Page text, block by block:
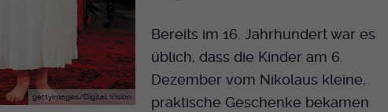
gettyimages/Digital Vision
Bereits im 16. Jahrhundert war es
üblich, dass die Kinder am 6.
Dezember vom Nikolaus kleine,
praktische Geschenke bekamen